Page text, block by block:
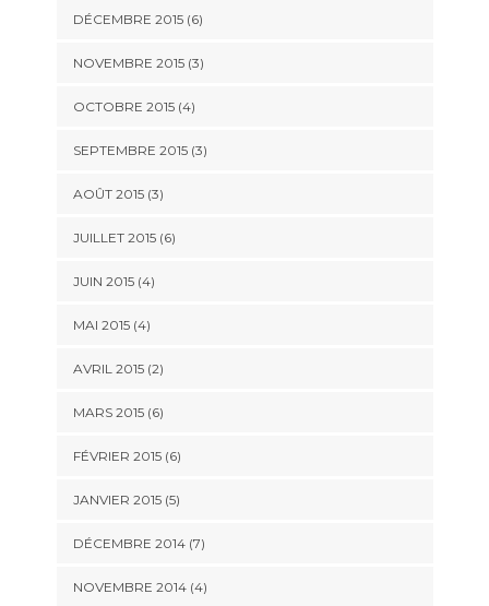
DÉCEMBRE 2015(6)
NOVEMBRE 2015(3)
OCTOBRE 2015(4)
SEPTEMBRE 2015(3)
AOÛT 2015(3)
JUILLET 2015(6)
JUIN 2015(4)
MAI 2015(4)
AVRIL 2015(2)
MARS 2015(6)
FÉVRIER 2015(6)
JANVIER 2015(5)
DÉCEMBRE 2014(7)
NOVEMBRE 2014(4)